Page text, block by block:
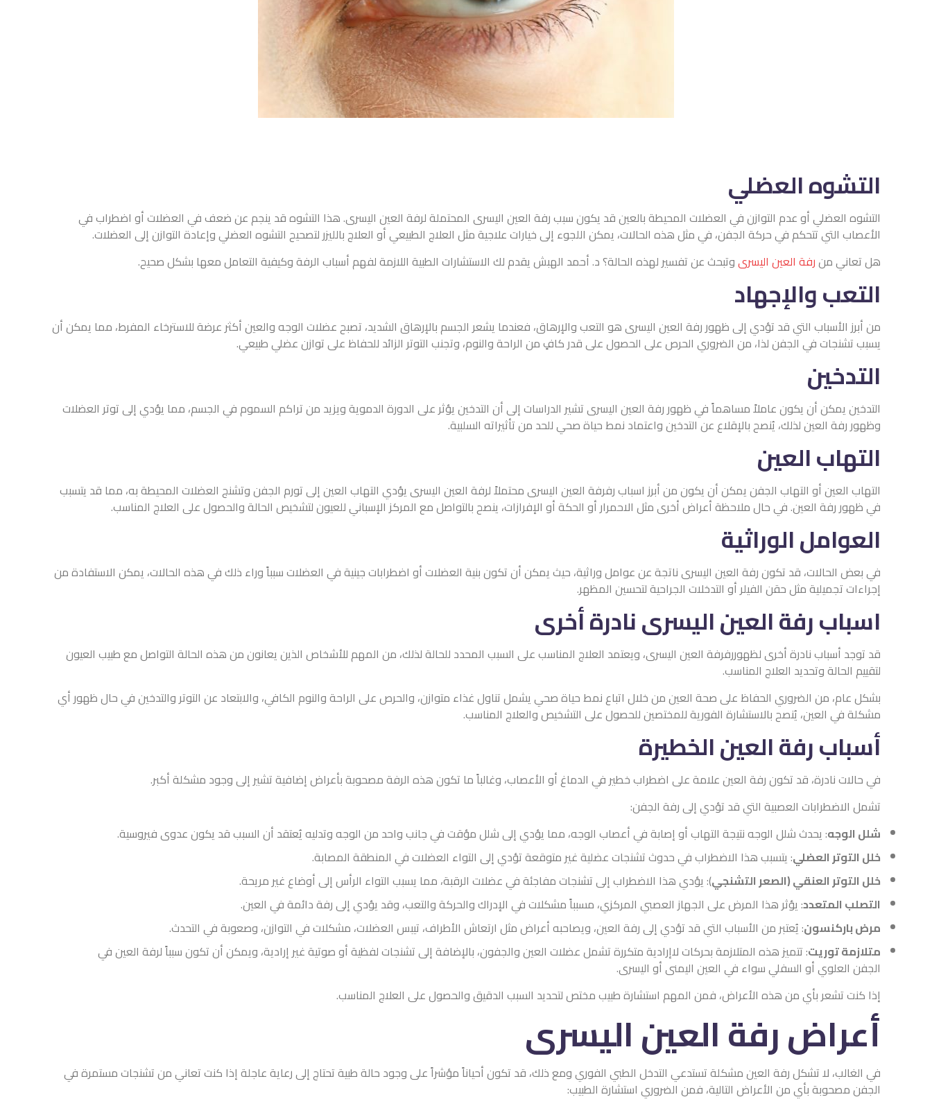
التشوه العضلي
التشوه العضلي أو عدم التوازن في العضلات المحيطة بالعين قد يكون سبب رفة العين اليسرى المحتملة لرفة العين اليسرى. هذا التشوه قد ينجم عن ضعف في العضلات أو اضطراب في
الأعصاب التي تتحكم في حركة الجفن، في مثل هذه الحالات، يمكن اللجوء إلى خيارات علاجية مثل العلاج الطبيعي أو العلاج بالليزر لتصحيح التشوه العضلي وإعادة التوازن إلى العضلات.
هل تعاني منرفة العين اليسرىوتبحث عن تفسير لهذه الحالة؟ د. أحمد الهبش يقدم لك الاستشارات الطبية اللازمة لفهم أسباب الرفة وكيفية التعامل معها بشكل صحيح.
التعب والإجهاد
من أبرز الأسباب التي قد تؤدي إلى ظهور رفة العين اليسرى هو التعب والإرهاق، فعندما يشعر الجسم بالإرهاق الشديد، تصبح عضلات الوجه والعين أكثر عرضة للاسترخاء المفرط، مما يمكن أن
يسبب تشنجات في الجفن لذا، من الضروري الحرص على الحصول على قدر كافٍ من الراحة والنوم، وتجنب التوتر الزائد للحفاظ على توازن عضلي طبيعي.
التدخين
التدخين يمكن أن يكون عاملاً مساهماً في ظهور رفة العين اليسرى تشير الدراسات إلى أن التدخين يؤثر على الدورة الدموية ويزيد من تراكم السموم في الجسم، مما يؤدي إلى توتر العضلات
وظهور رفة العين لذلك، يُنصح بالإقلاع عن التدخين واعتماد نمط حياة صحي للحد من تأثيراته السلبية.
التهاب العين
التهاب العين أو التهاب الجفن يمكن أن يكون من أبرز اسباب رفرفة العين اليسرى محتملاً لرفة العين اليسرى يؤدي التهاب العين إلى تورم الجفن وتشنج العضلات المحيطة به، مما قد يتسبب
في ظهور رفة العين. في حال ملاحظة أعراض أخرى مثل الاحمرار أو الحكة أو الإفرازات، ينصح بالتواصل مع المركز الإسباني للعيون لتشخيص الحالة والحصول على العلاج المناسب.
العوامل الوراثية
في بعض الحالات، قد تكون رفة العين اليسرى ناتجة عن عوامل وراثية، حيث يمكن أن تكون بنية العضلات أو اضطرابات جينية في العضلات سبباً وراء ذلك في هذه الحالات، يمكن الاستفادة من
إجراءات تجميلية مثل حقن الفيلر أو التدخلات الجراحية لتحسين المظهر.
اسباب رفة العين اليسرى نادرة أخرى
قد توجد أسباب نادرة أخرى لظهوررفرفة العين اليسرى، ويعتمد العلاج المناسب على السبب المحدد للحالة لذلك، من المهم للأشخاص الذين يعانون من هذه الحالة التواصل مع طبيب العيون
لتقييم الحالة وتحديد العلاج المناسب.
بشكل عام، من الضروري الحفاظ على صحة العين من خلال اتباع نمط حياة صحي يشمل تناول غذاء متوازن، والحرص على الراحة والنوم الكافي، والابتعاد عن التوتر والتدخين في حال ظهور أي
مشكلة في العين، يُنصح بالاستشارة الفورية للمختصين للحصول على التشخيص والعلاج المناسب.
أسباب رفة العين الخطيرة
في حالات نادرة، قد تكون رفة العين علامة على اضطراب خطير في الدماغ أو الأعصاب، وغالباً ما تكون هذه الرفة مصحوبة بأعراض إضافية تشير إلى وجود مشكلة أكبر.
تشمل الاضطرابات العصبية التي قد تؤدي إلى رفة الجفن:
شلل الوجه: يحدث شلل الوجه نتيجة التهاب أو إصابة في أعصاب الوجه، مما يؤدي إلى شلل مؤقت في جانب واحد من الوجه وتدليه يُعتقد أن السبب قد يكون عدوى فيروسية.
خلل التوتر العضلي: يتسبب هذا الاضطراب في حدوث تشنجات عضلية غير متوقعة تؤدي إلى التواء العضلات في المنطقة المصابة.
خلل التوتر العنقي (الصعر التشنجي): يؤدي هذا الاضطراب إلى تشنجات مفاجئة في عضلات الرقبة، مما يسبب التواء الرأس إلى أوضاع غير مريحة.
التصلب المتعدد: يؤثر هذا المرض على الجهاز العصبي المركزي، مسبباً مشكلات في الإدراك والحركة والتعب، وقد يؤدي إلى رفة دائمة في العين.
مرض باركنسون: يُعتبر من الأسباب التي قد تؤدي إلى رفة العين، ويصاحبه أعراض مثل ارتعاش الأطراف، تيبس العضلات، مشكلات في التوازن، وصعوبة في التحدث.
متلازمة توريت: تتميز هذه المتلازمة بحركات لاإرادية متكررة تشمل عضلات العين والجفون، بالإضافة إلى تشنجات لفظية أو صوتية غير إرادية، ويمكن أن تكون سبباً لرفة العين في
الجفن العلوي أو السفلي سواء في العين اليمنى أو اليسرى.
إذا كنت تشعر بأي من هذه الأعراض، فمن المهم استشارة طبيب مختص لتحديد السبب الدقيق والحصول على العلاج المناسب.
أعراض رفة العين اليسرى
في الغالب، لا تشكل رفة العين مشكلة تستدعي التدخل الطبي الفوري ومع ذلك، قد تكون أحياناً مؤشراً على وجود حالة طبية تحتاج إلى رعاية عاجلة إذا كنت تعاني من تشنجات مستمرة في
الجفن مصحوبة بأي من الأعراض التالية، فمن الضروري استشارة الطبيب: